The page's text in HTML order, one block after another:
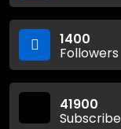
1400
Followers
41900